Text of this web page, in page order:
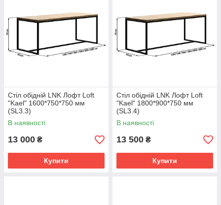
Стіл обідній LNK Лофт Loft
"Kael" 1600*750*750 мм
(SL3.3)
В наявності
13 000 ₴
Купити
Стіл обідній LNK Лофт Loft
"Kael" 1800*900*750 мм
(SL3.4)
В наявності
13 500 ₴
Купити